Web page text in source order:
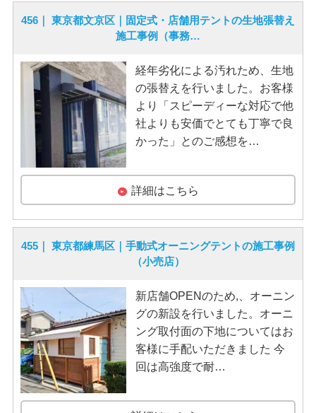
456｜ 東京都文京区｜固定式・店舗用テントの生地張替え
施工事例（事務…
経年劣化による汚れため、生地
の張替えを行いました。お客様
より「スピーディーな対応で他
社よりも安価でとても丁寧で良
かった」とのご感想を…
詳細はこちら
455｜ 東京都練馬区｜手動式オーニングテントの施工事例
（小売店）
新店舗OPENのため,、オーニン
グの新設を行いました。オーニ
ング取付面の下地についてはお
客様に手配いただきました 今
回は高強度で耐…